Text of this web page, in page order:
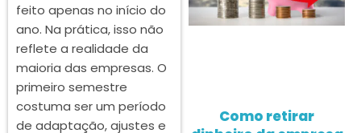
feito apenas no início do
ano. Na prática, isso não
reflete a realidade da
maioria das empresas. O
primeiro semestre
costuma ser um período
de adaptação, ajustes e
Como retirar